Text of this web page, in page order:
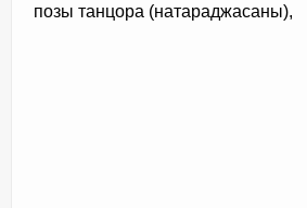
позы танцора (натараджасаны),